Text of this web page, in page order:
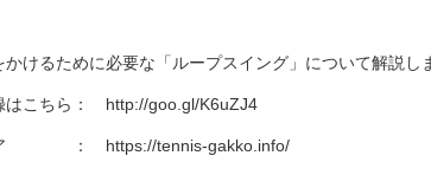
けるために必要な「ループスイング」について解説し
はこちら： http://goo.gl/K6uZJ4
ィア ： https://tennis-gakko.info/